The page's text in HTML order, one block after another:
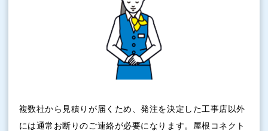
複数社から見積りが届くため、発注を決定した工事店以外
には通常お断りのご連絡が必要になります。屋根コネクト